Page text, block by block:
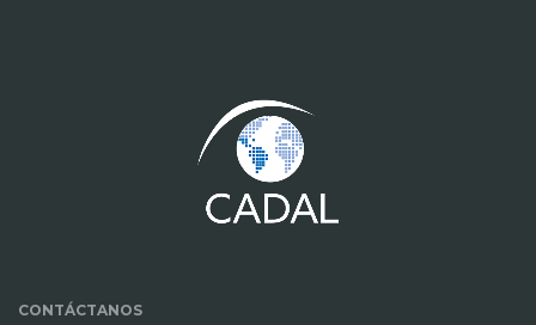
CONTÁCTANOS